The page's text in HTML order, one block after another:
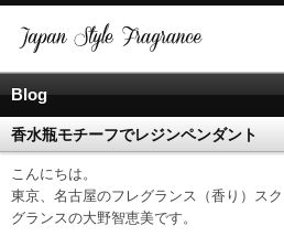
Blog
香水瓶モチーフでレジンペンダント
こんにちは。
東京、名古屋のフレグランス（香り）ス
グランスの大野智恵美です。